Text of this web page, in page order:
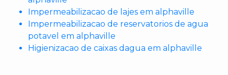
Impermeabilizacao de lajes em alphaville
Impermeabilizacao de reservatorios de agua
potavel em alphaville
Higienizacao de caixas dagua em alphaville